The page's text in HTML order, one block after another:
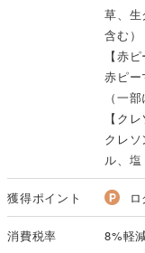
草、生
含む）
【赤
赤ピー
（一
【ク
クレ
ル、塩
獲得ポイント
消費税率 8%軽